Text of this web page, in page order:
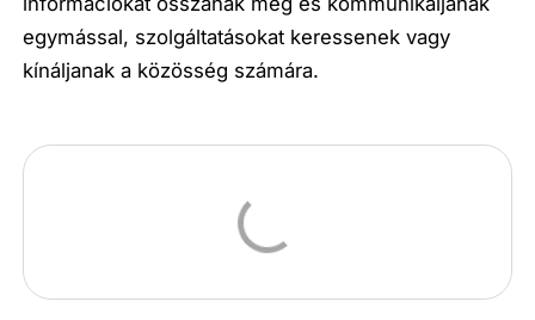
egymással, szolgáltatásokat keressenek vagy
kínáljanak a közösség számára.